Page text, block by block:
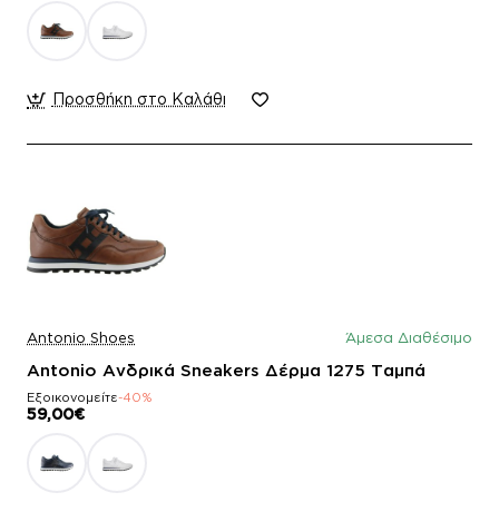
Προσθήκη στο Καλάθι
Antonio Shoes Άμεσα Διαθέσιμο
Antonio Ανδρικά Sneakers Δέρμα 1275 Ταμπά
Εξοικονομείτε-40%
59,00€